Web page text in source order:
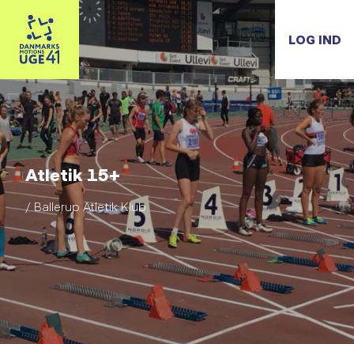
LOG IND
Atletik 15+
/ Ballerup Atletik Klub